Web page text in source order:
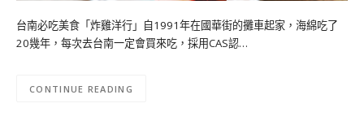
台南必吃美食「炸雞洋行」自1991年在國華街的攤車起家，海綿吃了
20幾年，每次去台南一定會買來吃，採用CAS認…
CONTINUE READING